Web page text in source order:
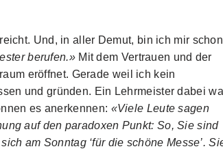
Und, in aller Demut, bin ich mir schon
berufen.»Mit dem Vertrauen und der
eröffnet. Gerade weil ich kein
und gründen. Ein Lehrmeister dabei
es anerkennen: «Viele Leute sagen
auf den paradoxen Punkt: So, Sie sind
am Sonntag ‘für die schöne Messe’.